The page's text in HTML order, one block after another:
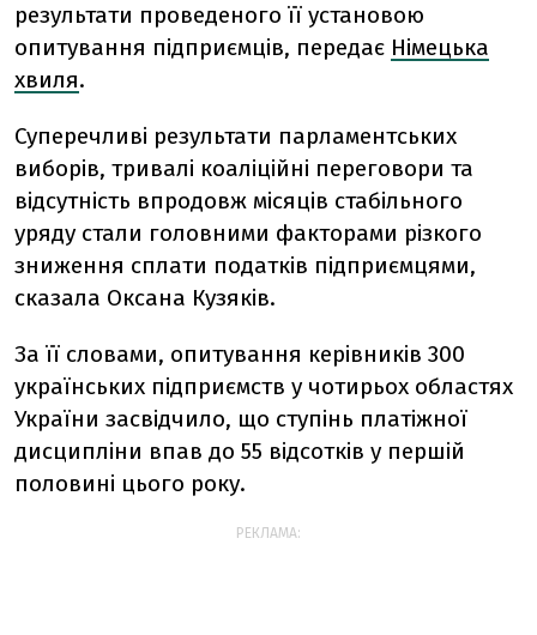
результати проведеного її установою
опитування підприємців, передає Німецька
хвиля.
Суперечливі результати парламентських
виборів, тривалі коаліційні переговори та
відсутність впродовж місяців стабільного
уряду стали головними факторами різкого
зниження сплати податків підприємцями,
сказала Оксана Кузяків.
За її словами, опитування керівників 300
українських підприємств у чотирьох областях
України засвідчило, що ступінь платіжної
дисципліни впав до 55 відсотків у першій
половині цього року.
РЕКЛАМА: